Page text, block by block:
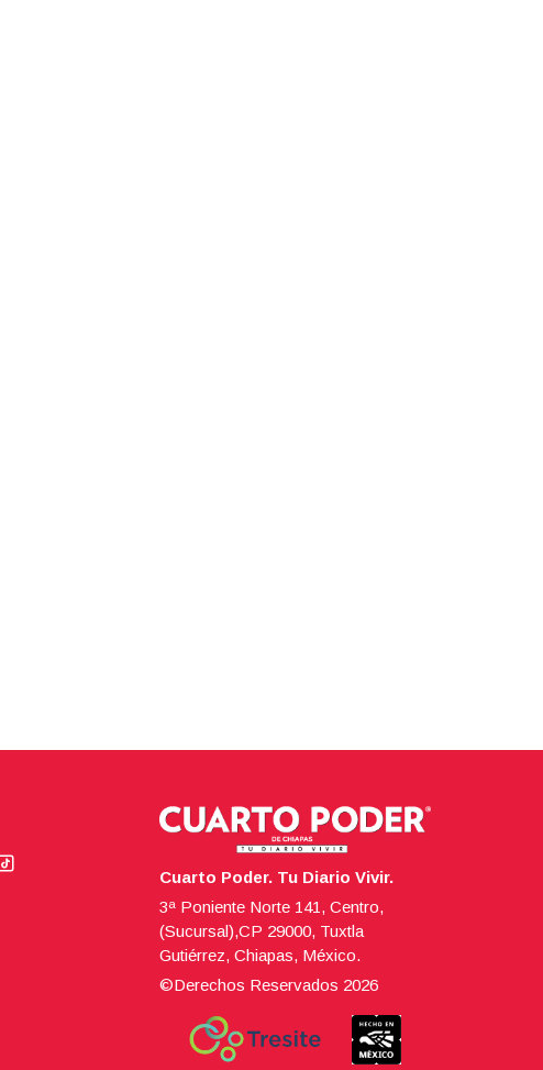
Cuarto Poder. Tu Diario Vivir.
3ª Poniente Norte 141, Centro,
(Sucursal),CP 29000, Tuxtla
Gutiérrez, Chiapas, México.
©Derechos Reservados 2026